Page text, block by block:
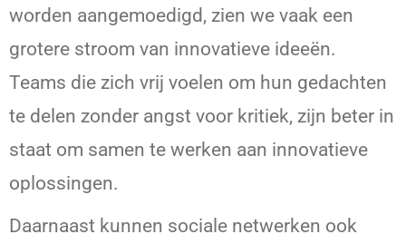
worden aangemoedigd, zien we vaak een
grotere stroom van innovatieve ideeën.
Teams die zich vrij voelen om hun gedachten
te delen zonder angst voor kritiek, zijn beter in
staat om samen te werken aan innovatieve
oplossingen.
Daarnaast kunnen sociale netwerken ook